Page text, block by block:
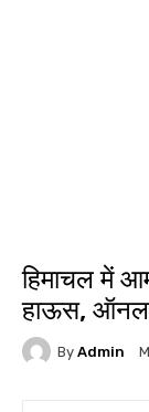
हिमाचल में
हाऊस,
By Admin